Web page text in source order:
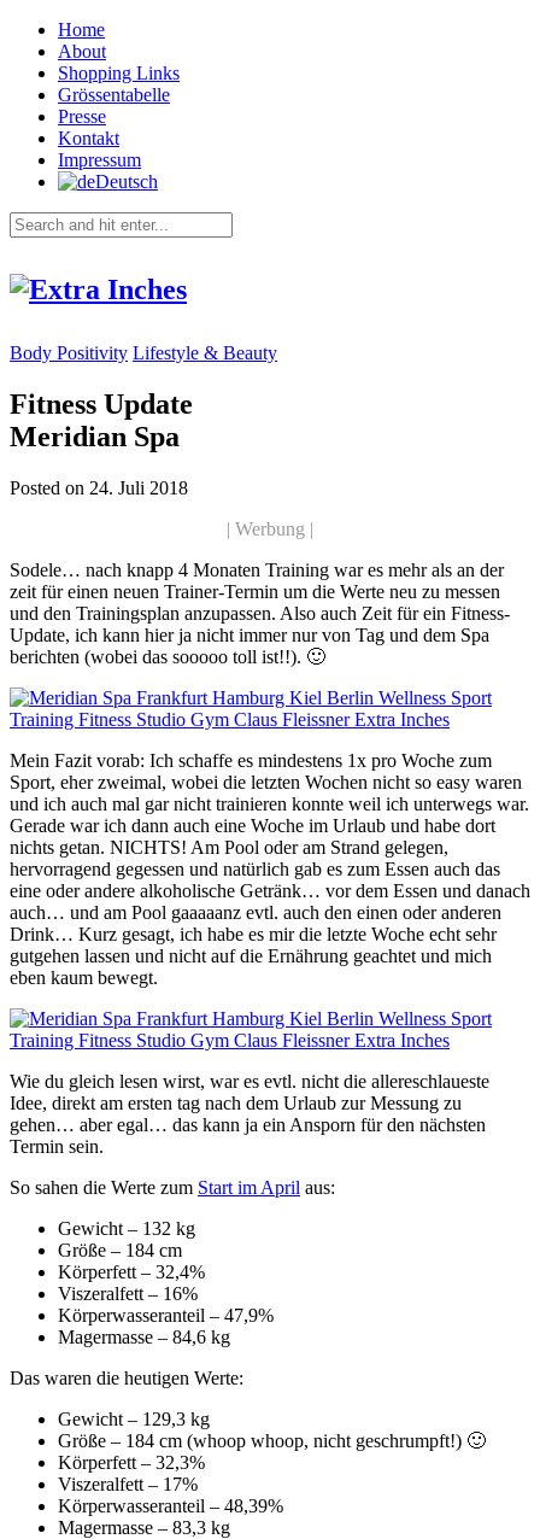
Home
About
Shopping Links
Grössentabelle
Presse
Kontakt
Impressum
Deutsch
Body Positivity Lifestyle & Beauty
Fitness Update
Meridian Spa
Posted on 24. Juli 2018
| Werbung |
Sodele… nach knapp 4 Monaten Training war es mehr als an der
zeit für einen neuen Trainer-Termin um die Werte neu zu messen
und den Trainingsplan anzupassen. Also auch Zeit für ein Fitness-
Update, ich kann hier ja nicht immer nur von Tag und dem Spa
berichten (wobei das sooooo toll ist!!). 🙂
Mein Fazit vorab: Ich schaffe es mindestens 1x pro Woche zum
Sport, eher zweimal, wobei die letzten Wochen nicht so easy waren
und ich auch mal gar nicht trainieren konnte weil ich unterwegs war.
Gerade war ich dann auch eine Woche im Urlaub und habe dort
nichts getan. NICHTS! Am Pool oder am Strand gelegen,
hervorragend gegessen und natürlich gab es zum Essen auch das
eine oder andere alkoholische Getränk… vor dem Essen und danach
auch… und am Pool gaaaaanz evtl. auch den einen oder anderen
Drink… Kurz gesagt, ich habe es mir die letzte Woche echt sehr
gutgehen lassen und nicht auf die Ernährung geachtet und mich
eben kaum bewegt.
Wie du gleich lesen wirst, war es evtl. nicht die allereschlaueste
Idee, direkt am ersten tag nach dem Urlaub zur Messung zu
gehen… aber egal… das kann ja ein Ansporn für den nächsten
Termin sein.
So sahen die Werte zum Start im April aus:
Gewicht – 132 kg
Größe – 184 cm
Körperfett – 32,4%
Viszeralfett – 16%
Körperwasseranteil – 47,9%
Magermasse – 84,6 kg
Das waren die heutigen Werte:
Gewicht – 129,3 kg
Größe – 184 cm (whoop whoop, nicht geschrumpft!) 🙂
Körperfett – 32,3%
Viszeralfett – 17%
Körperwasseranteil – 48,39%
Magermasse – 83,3 kg